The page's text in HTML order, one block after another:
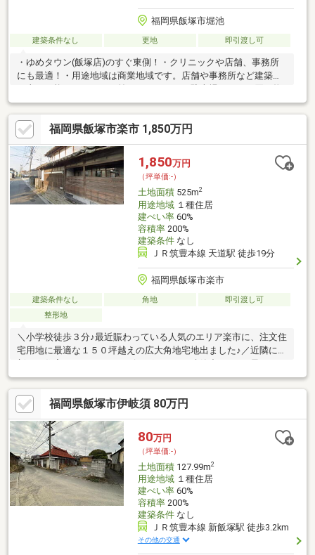
福岡県飯塚市堀池
建築条件なし 更地 即引渡し可
・ゆめタウン(飯塚店)のすぐ東側！・クリニックや店舗、事務所
にも最適！・用途地域は商業地域です。店舗や事務所など建築す
や映画などのお客様の往来が多い立地です！
福岡県飯塚市楽市 1,850万円
1,850万円
（坪単価:-）
土地面積525m2
用途地域１種住居
建ぺい率60%
容積率200%
建築条件なし
ＪＲ筑豊本線 天道駅 徒歩19分
福岡県飯塚市楽市
建築条件なし 角地
即引渡し可
整形地
＼小学校徒歩３分♪最近賑わっている人気のエリア楽市に、注文住
宅用地に最適な１５０坪越えの広大角地宅地出ました♪／近隣には
新しい住宅タウンやショッピングモールが建築中です♪お早めにお
問合せください♪
福岡県飯塚市伊岐須 80万円
80万円
（坪単価:-）
土地面積127.99m2
用途地域１種住居
建ぺい率60%
容積率200%
建築条件なし
ＪＲ筑豊本線 新飯塚駅 徒歩3.2km
その他の交通